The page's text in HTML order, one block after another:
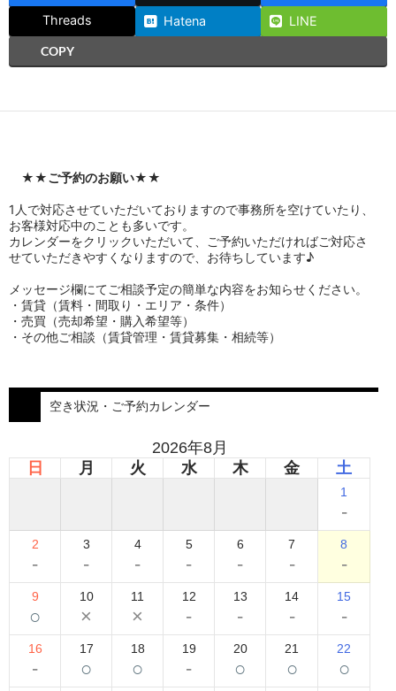
Threads
Hatena
LINE
COPY
★★ご予約のお願い★★
1人で対応させていただいておりますので事務所を空けていたり、
お客様対応中のことも多いです。
カレンダーをクリックいただいて、ご予約いただければご対応さ
せていただきやすくなりますので、お待ちしています♪
メッセージ欄にてご相談予定の簡単な内容をお知らせください。
・賃貸（賃料・間取り・エリア・条件）
・売買（売却希望・購入希望等）
・その他ご相談（賃貸管理・賃貸募集・相続等）
空き状況・ご予約カレンダー
2026年8月
日
月 火 水 木 金 土
1
-
2
-
3
-
4
-
5
-
6
-
7
-
8
-
9
○
10
×
11
×
12
-
13
-
14
-
15
-
16
-
17
○
18
○
19
-
20
○
21
○
22
○